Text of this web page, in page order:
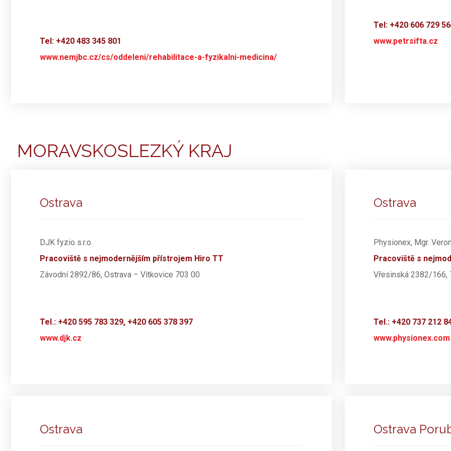
Tel: +420 483 345 801
www.nemjbc.cz/cs/oddeleni/rehabilitace-a-fyzikalni-medicina/
Tel: +420 606 729
www.petrsifta.cz
MORAVSKOSLEZKÝ KRAJ
Ostrava
DJK fyzio s.r.o.
Pracoviště s nejmodernějším přístrojem Hiro TT
Závodní 2892/86, Ostrava – Vítkovice 703 00
Tel.: +420 595 783 329, +420 605 378 397
www.djk.cz
Ostrava
Physionex, Mgr.
Pracoviště s
Vřesinská 2382/166,
Tel.: +420 737 212
www.physionex.com
Ostrava Ostrava